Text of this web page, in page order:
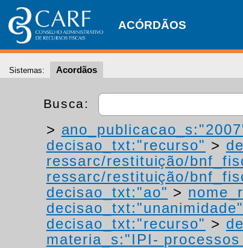
ACÓRDÃOS
Sistemas: Acordãos
Busca:
>
decisao_txt:"recurso" >
ressarc/restituição/
ressarc/restituição/
decisao_txt:"ao" >
decisao_txt:"unanimidade"
decisao_txt:"recurso" >
materia_s:"IPI-